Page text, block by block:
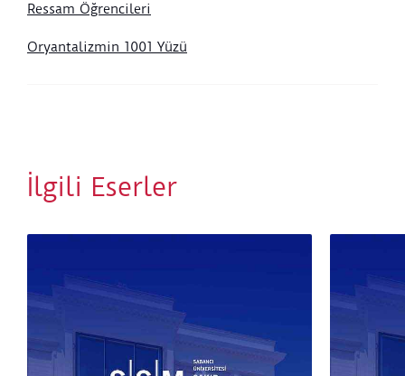
Ressam Öğrencileri
Oryantalizmin 1001 Yüzü
İlgili Eserler